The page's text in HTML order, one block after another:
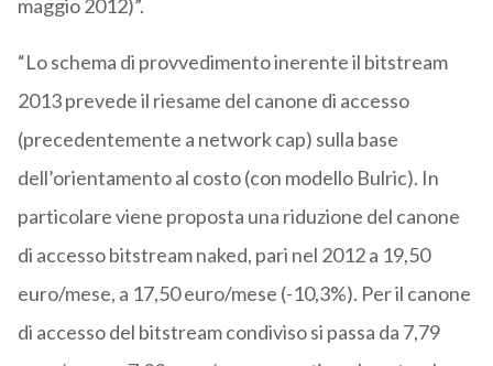
maggio 2012)”.
“Lo schema di provvedimento inerente il bitstream
2013 prevede il riesame del canone di accesso
(precedentemente a network cap) sulla base
dell’orientamento al costo (con modello Bulric). In
particolare viene proposta una riduzione del canone
di accesso bitstream naked, pari nel 2012 a 19,50
euro/mese, a 17,50 euro/mese (-10,3%). Per il canone
di accesso del bitstream condiviso si passa da 7,79